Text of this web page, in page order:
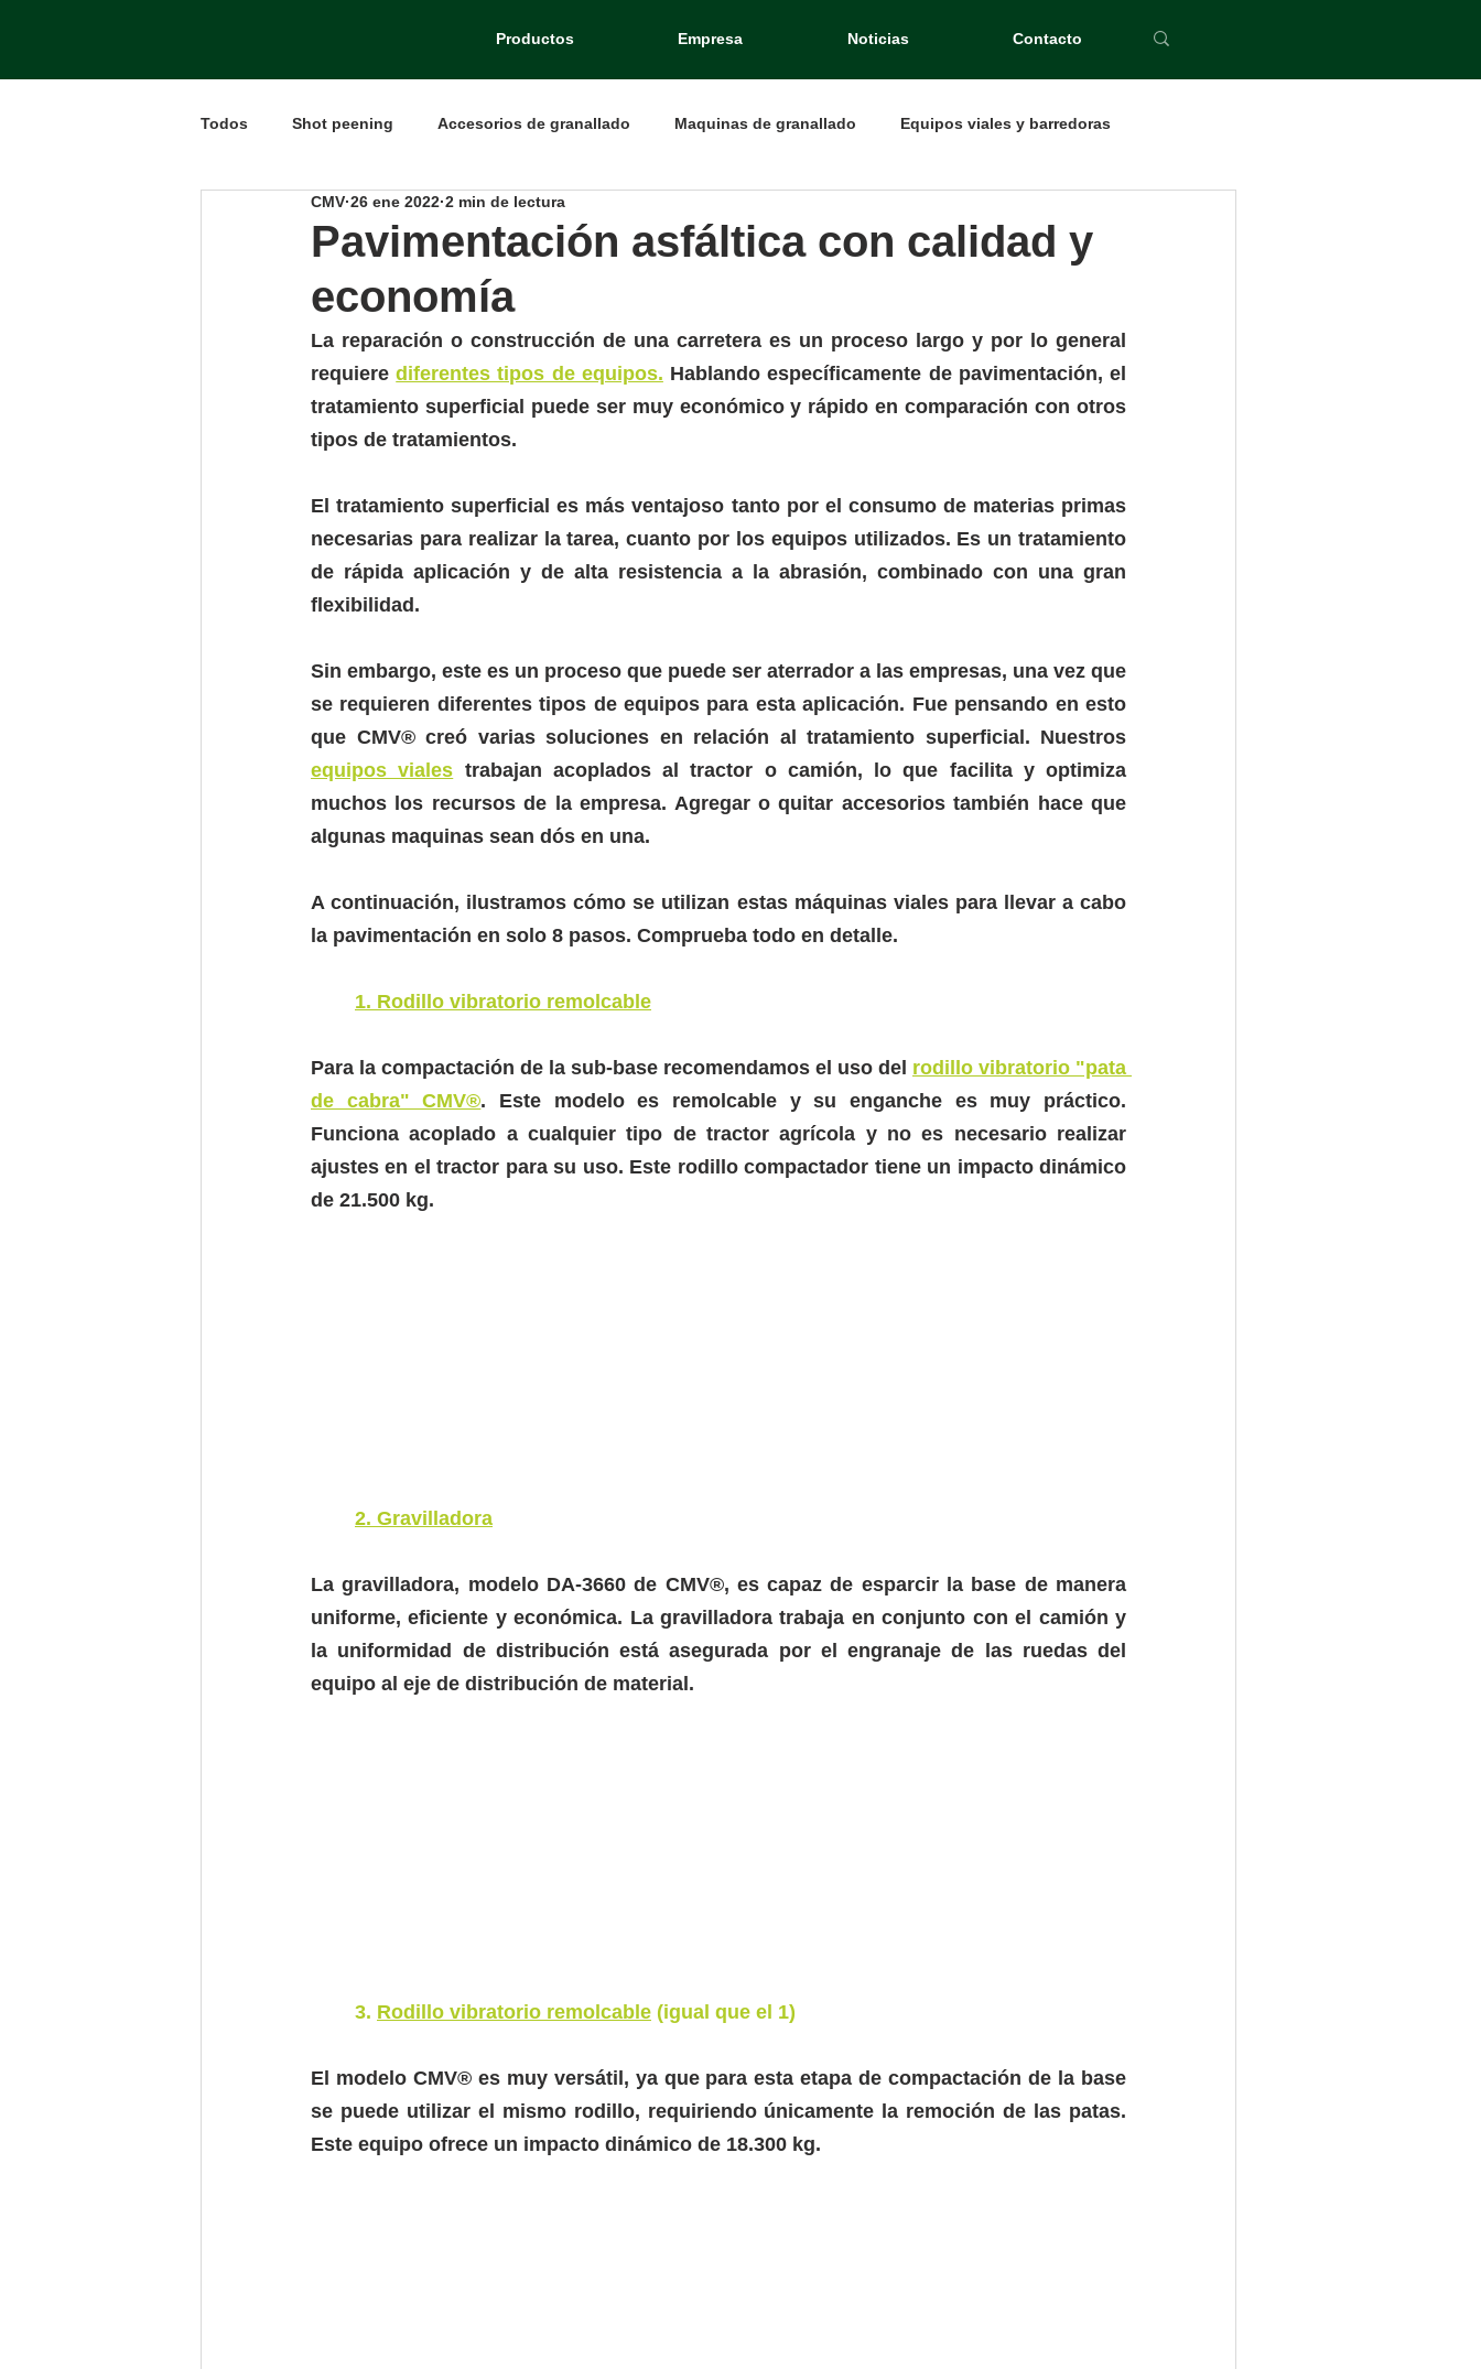
Productos Empresa Noticias Contacto
Todos Shot peening Accesorios de granallado Maquinas de granallado Equipos viales y barredoras
Pavimentación asfáltica con calidad y
economía
CMV 26 ene 2022 2 min de lectura
La reparación o construcción de una carretera es un proceso largo y por lo general
requiere diferentes tipos de equipos. Hablando específicamente de pavimentación, el
tratamiento superficial puede ser muy económico y rápido en comparación con otros
tipos de tratamientos.
El tratamiento superficial es más ventajoso tanto por el consumo de materias primas
necesarias para realizar la tarea, cuanto por los equipos utilizados. Es un tratamiento
de rápida aplicación y de alta resistencia a la abrasión, combinado con una gran
flexibilidad.
Sin embargo, este es un proceso que puede ser aterrador a las empresas, una vez que
se requieren diferentes tipos de equipos para esta aplicación. Fue pensando en esto
equipos viales trabajan acoplados al tractor o camión, lo que facilita y optimiza
muchos los recursos de la empresa. Agregar o quitar accesorios también hace que
algunas maquinas sean dós en una.
A continuación, ilustramos cómo se utilizan estas máquinas viales para llevar a cabo
la pavimentación en solo 8 pasos. Comprueba todo en detalle.
1. Rodillo vibratorio remolcable
Para la compactación de la sub-base recomendamos el uso del rodillo vibratorio "pata
de cabra" CMV®. Este modelo es remolcable y su enganche es muy práctico.
Funciona acoplado a cualquier tipo de tractor agrícola y no es necesario realizar
ajustes en el tractor para su uso. Este rodillo compactador tiene un impacto dinámico
de 21.500 kg.
2. Gravilladora
La gravilladora, modelo DA-3660 de CMV®, es capaz de esparcir la base de manera
uniforme, eficiente y económica. La gravilladora trabaja en conjunto con el camión y
la uniformidad de distribución está asegurada por el engranaje de las ruedas del
equipo al eje de distribución de material.
3. Rodillo vibratorio remolcable (igual que el 1)
El modelo CMV® es muy versátil, ya que para esta etapa de compactación de la base
se puede utilizar el mismo rodillo, requiriendo únicamente la remoción de las patas.
Este equipo ofrece un impacto dinámico de 18.300 kg.